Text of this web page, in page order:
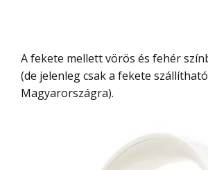
A fekete mellett vörös és fehér színben is elérhető
(de jelenleg csak a fekete szállítható
Magyarországra).